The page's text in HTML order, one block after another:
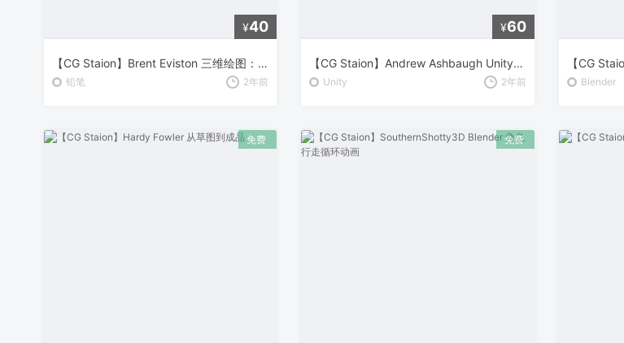
¥40
【CG Staion】Brent Eviston 三维绘图：绘图实验室 Part 2
铅笔 2年前
¥60
【CG Staion】Andrew Ashbaugh Unity 2.5D 回合制角色扮演游戏开发
Unity 2年前 Blender